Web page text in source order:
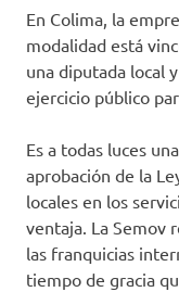
En Colima, la
modalidad está
una diputada local
ejercicio público
Es a todas luces
aprobación de la
locales en los
ventaja. La Semov
las franquicias
tiempo de gracia